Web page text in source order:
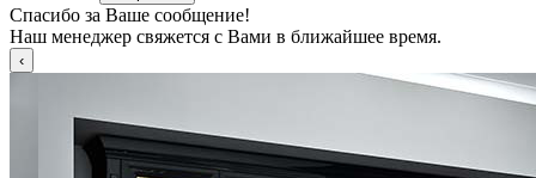
Спасибо за Ваше сообщение!
Наш менеджер свяжется с Вами в ближайшее время.